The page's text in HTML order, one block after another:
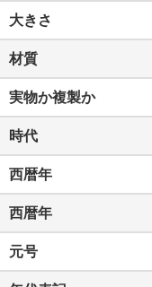
大きさ
材質
実物か複製か
時代
西暦年
西暦年
元号